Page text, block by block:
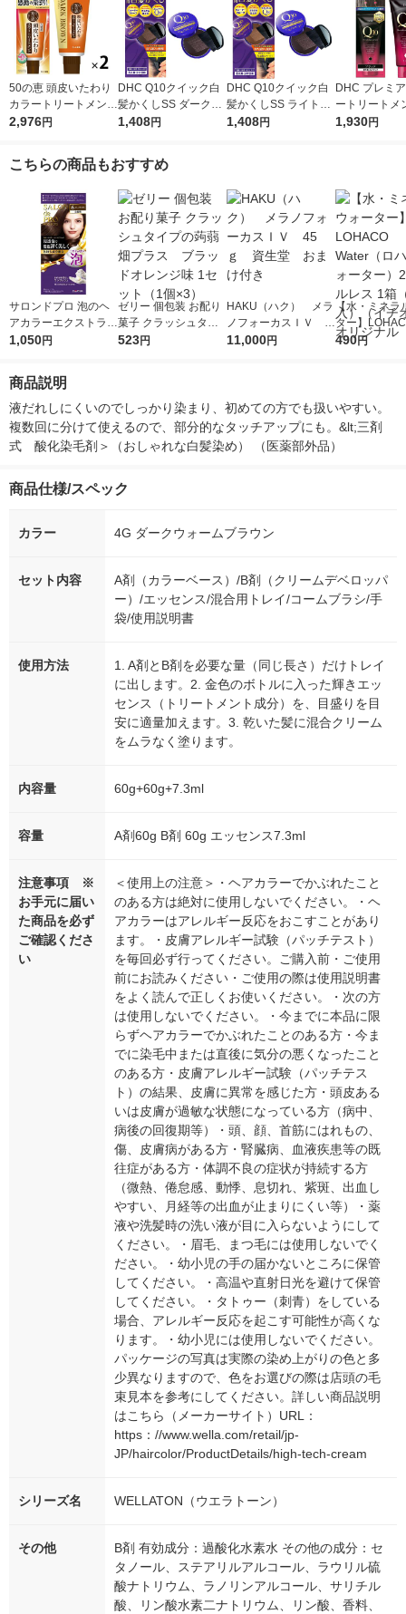
50の恵 頭皮いたわり
カラートリートメント
ダークブラウン 150g
2,976円
DHC Q10クイック白
髪かくしSS ダークブ
ラウン 白髪染め・白
1,408円
DHC Q10クイック白
髪かくしSS ライトブ
ラウン 白髪染め・白
1,408円
DHC プレミ
ートリートメ
ブラック
1,930円
こちらの商品もおすすめ
サロンドプロ 泡のヘ
アカラーエクストラリ
ッチ 6 ダークブラウ
1,050円
ゼリー 個包装 お配り
菓子 クラッシュタイ
プの蒟蒻畑プラス ブ
523円
HAKU（ハク） メラ
ノフォーカスＩＶ 4
5ｇ 資生堂 おまけ
11,000円
【水・ミネラ
ター】
r（ロハコウ
490円
商品説明
液だれしにくいのでしっかり染まり、初めての方でも扱いやすい。
複数回に分けて使えるので、部分的なタッチアップにも。&lt;三剤
式　酸化染毛剤＞（おしゃれな白髪染め） （医薬部外品）
商品仕様/スペック
カラー 4G ダークウォームブラウン
セット内容
A剤（カラーベース）/B剤（クリームデベロッパ
ー）/エッセンス/混合用トレイ/コームブラシ/手
袋/使用説明書
使用方法
1. A剤とB剤を必要な量（同じ長さ）だけトレイ
に出します。2. 金色のボトルに入った輝きエッ
センス（トリートメント成分）を、目盛りを目
安に適量加えます。3. 乾いた髪に混合クリーム
をムラなく塗ります。
内容量 60g+60g+7.3ml
容量 A剤60g B剤 60g エッセンス7.3ml
注意事項 ※
お手元に届い
た商品を必ず
ご確認くださ
い
＜使用上の注意＞・ヘアカラーでかぶれたこと
のある方は絶対に使用しないでください。・ヘ
アカラーはアレルギー反応をおこすことがあり
ます。・皮膚アレルギー試験（パッチテスト）
を毎回必ず行ってください。ご購入前・ご使用
前にお読みください・ご使用の際は使用説明書
をよく読んで正しくお使いください。・次の方
は使用しないでください。・今までに本品に限
らずヘアカラーでかぶれたことのある方・今ま
でに染毛中または直後に気分の悪くなったこと
のある方・皮膚アレルギー試験（パッチテス
ト）の結果、皮膚に異常を感じた方・頭皮ある
いは皮膚が過敏な状態になっている方（病中、
病後の回復期等）・頭、顔、首筋にはれもの、
傷、皮膚病がある方・腎臓病、血液疾患等の既
往症がある方・体調不良の症状が持続する方
（微熱、倦怠感、動悸、息切れ、紫斑、出血し
やすい、月経等の出血が止まりにくい等）・薬
液や洗髪時の洗い液が目に入らないようにして
ください。・眉毛、まつ毛には使用しないでく
ださい。・幼小児の手の届かないところに保管
してください。・高温や直射日光を避けて保管
してください。・タトゥー（刺青）をしている
場合、アレルギー反応を起こす可能性が高くな
ります。・幼小児には使用しないでください。
パッケージの写真は実際の染め上がりの色と多
少異なりますので、色をお選びの際は店頭の毛
束見本を参考にしてください。詳しい商品説明
はこちら（メーカーサイト）URL：
https：//www.wella.com/retail/jp-
JP/haircolor/ProductDetails/high-tech-cream
シリーズ名 WELLATON（ウエラトーン）
その他
B剤 有効成分：過酸化水素水 その他の成分：セ
タノール、ステアリルアルコール、ラウリル硫
酸ナトリウム、ラノリンアルコール、サリチル
酸、リン酸水素二ナトリウム、リン酸、香料、